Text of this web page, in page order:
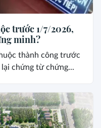
trước 1/7/2026,
minh?
thành công trước
chứng từ chứng...